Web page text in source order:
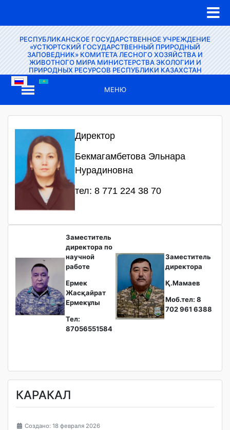
РЕСПУБЛИКАНСКОЕ ГОСУДАРСТВЕННОЕ УЧРЕЖДЕНИЕ
«УСТЮРТСКИЙ ГОСУДАРСТВЕННЫЙ ПРИРОДНЫЙ
ЗАПОВЕДНИК» КОМИТЕТА ЛЕСНОГО ХОЗЯЙСТВА И
ЖИВОТНОГО МИРА МИНИСТЕРСТВА ЭКОЛОГИИ И
ПРИРОДНЫХ РЕСУРСОВ РЕСПУБЛИКИ КАЗАХСТАН
МЕНЮ
Директор
Бекмагамбетова Эльнара
Нурадиновна
тел: 8 771 224 38 70
Заместитель
директора по
научной
работе
Ермек
Жасқайрат
Ермекұлы
Тел:
87056551584
Заместитель
директора
Қ.Мамаев
Моб.тел: 8
702 961 6388
КАРАКАЛ
Создано: 18 февраля 2026